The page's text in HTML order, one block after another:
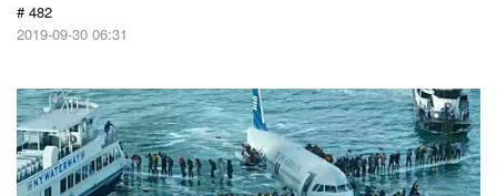
# 482
2019-09-30 06:31